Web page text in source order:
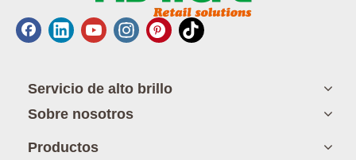
Servicio de alto brillo
Sobre nosotros
Productos